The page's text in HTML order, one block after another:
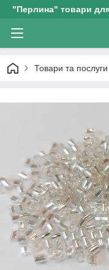
"Перлина" товари
Товари та послуги